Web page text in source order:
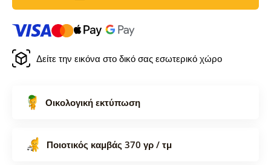
Δείτε την εικόνα στο δικό σας εσωτερικό χώρο
Οικολογική εκτύπωση
Ποιοτικός καμβάς 370 γρ / τμ